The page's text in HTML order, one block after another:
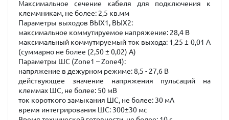
Максимальное сечение кабеля для подключения к
клеммникам, не более: 2,5 кв.мм
Параметры выходов ВЫХ1, ВЫХ2:
максимальное коммутируемое напряжение: 28,4 В
максимальный коммутируемый ток выхода: 1,25 ± 0,01 А
(суммарно не более (2,50 ± 0,02) А)
Параметры ШС (Zone1 – Zone4):
напряжение в дежурном режиме: 8,5 - 27,6 В
действующее значение напряжения пульсаций на
клеммах ШС, не более: 50 мВ
ток короткого замыкания ШС, не более: 30 мА
время интегрирования ШС: 300±30 мс